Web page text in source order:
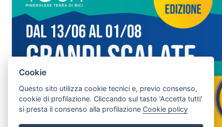
Anello 2 DEI RIFUGI
Cookie
Questo sito utilizza cookie tecnici e, previo consenso,
cookie di profilazione. Cliccando sul tasto 'Accetta tutti'
si presta il consenso alla profilazione Cookie policy